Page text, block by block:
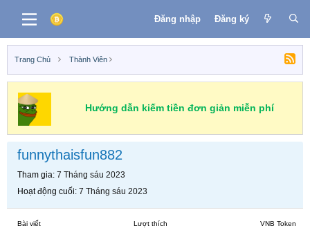
Đăng nhập Đăng ký
Trang Chủ Thành Viên
Hướng dẫn kiếm tiền đơn giản miễn phí
funnythaisfun882
Tham gia 7 Tháng sáu 2023
Hoạt động cuối 7 Tháng sáu 2023
Bài viết Lượt thích VNB Token